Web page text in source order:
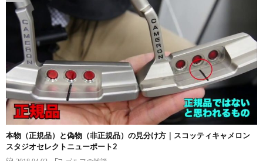
本物（正規品）と偽物（非正規品）の見分け方｜スコッティキャメロン
スタジオセレクトニューポート2